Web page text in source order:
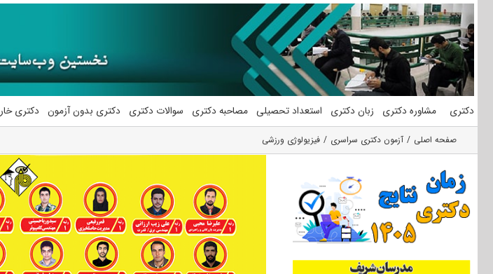
محتوا
دکتری مشاوره دکتری زبان دکتری استعداد تحصیلی مصاحبه دکتری سوالات دکتری دکتری بدون آزمون دکتری
صفحه اصلی آزمون دکتری سراسری فیزیولوژی ورزشی